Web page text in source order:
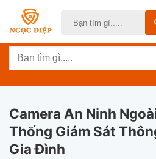
dung
Tìm
Camera An Ninh
Thống Giám Sát
Gia Đình